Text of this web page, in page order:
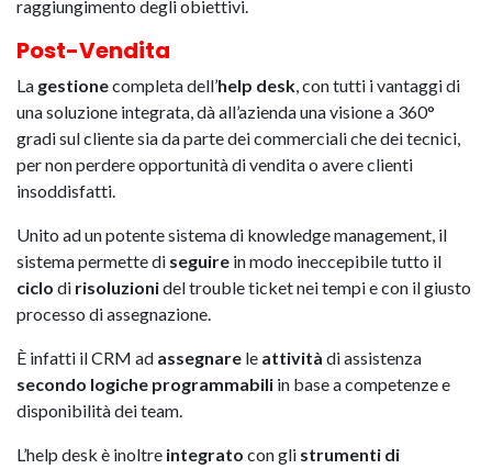
raggiungimento degli obiettivi.
Post-Vendita
La gestionecompleta dell’help desk, con tutti i vantaggi di
una soluzione integrata, dà all’azienda una visione a 360°
gradi sul cliente sia da parte dei commerciali che dei tecnici,
per non perdere opportunità di vendita o avere clienti
insoddisfatti.
Unito ad un potente sistema di knowledge management, il
sistema permette di seguire in modo ineccepibile tutto il
ciclo di risoluzionidel trouble ticket nei tempi e con il giusto
processo di assegnazione.
È infatti il CRM ad assegnare le attività di assistenza
secondo logiche programmabili in base a competenze e
disponibilità dei team.
L’help desk è inoltre integrato con gli strumenti di